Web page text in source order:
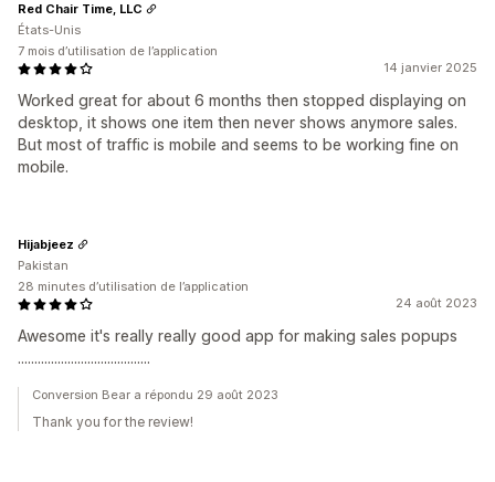
14 janvier 2025
Worked great for about 6 months then stopped displaying on
desktop, it shows one item then never shows anymore sales.
But most of traffic is mobile and seems to be working fine on
mobile.
Red Chair Time, LLC
États-Unis
7 mois d’utilisation de l’application
24 août 2023
Awesome it's really really good app for making sales popups
........................................
Hijabjeez
Pakistan
28 minutes d’utilisation de l’application
Conversion Bear a répondu 29 août 2023
Thank you for the review!